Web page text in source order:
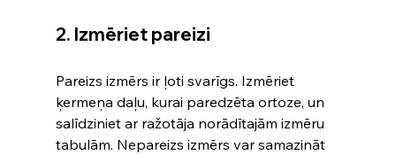
2. Izmēriet pareizi
Pareizs izmērs ir ļoti svarīgs. Izmēriet
ķermeņa daļu, kurai paredzēta ortoze, un
salīdziniet ar ražotāja norādītajām izmēru
tabulām. Nepareizs izmērs var samazināt